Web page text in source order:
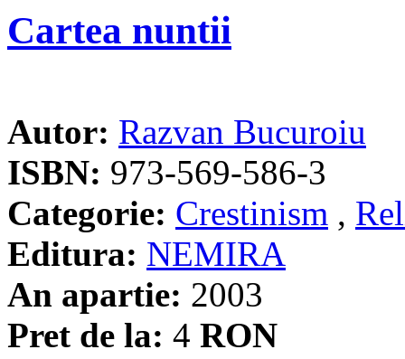
Cartea nuntii
Autor: Razvan Bucuroiu
ISBN: 973-569-586-3
Categorie: Crestinism ,
Editura: NEMIRA
An apartie: 2003
Pret de la: 4 RON